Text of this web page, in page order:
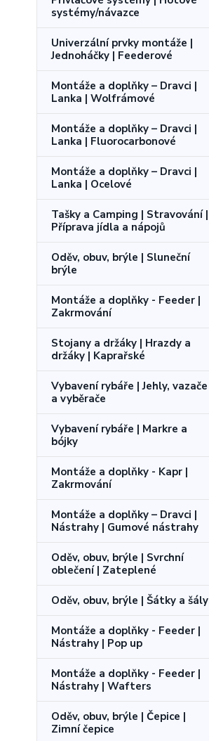
systémy/návazce
Univerzální prvky montáže |
Jednoháčky | Feederové
Montáže a doplňky – Dravci |
Lanka | Wolfrámové
Montáže a doplňky – Dravci |
Lanka | Fluorocarbonové
Montáže a doplňky – Dravci |
Lanka | Ocelové
Tašky a Camping | Stravování |
Příprava jídla a nápojů
Oděv, obuv, brýle | Sluneční
brýle
Montáže a doplňky - Feeder |
Zakrmování
Stojany a držáky | Hrazdy a
držáky | Kaprařské
Vybavení rybáře | Jehly, vazače
a vyběrače
Vybavení rybáře | Markre a
bójky
Montáže a doplňky - Kapr |
Zakrmování
Montáže a doplňky – Dravci |
Nástrahy | Gumové nástrahy
Oděv, obuv, brýle | Svrchní
oblečení | Zateplené
Oděv, obuv, brýle | Šátky a šály
Montáže a doplňky - Feeder |
Nástrahy | Pop up
Montáže a doplňky - Feeder |
Nástrahy | Wafters
Oděv, obuv, brýle | Čepice |
Zimní čepice